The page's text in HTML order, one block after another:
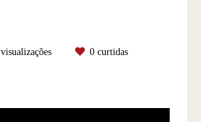
visualizações 0 curtidas